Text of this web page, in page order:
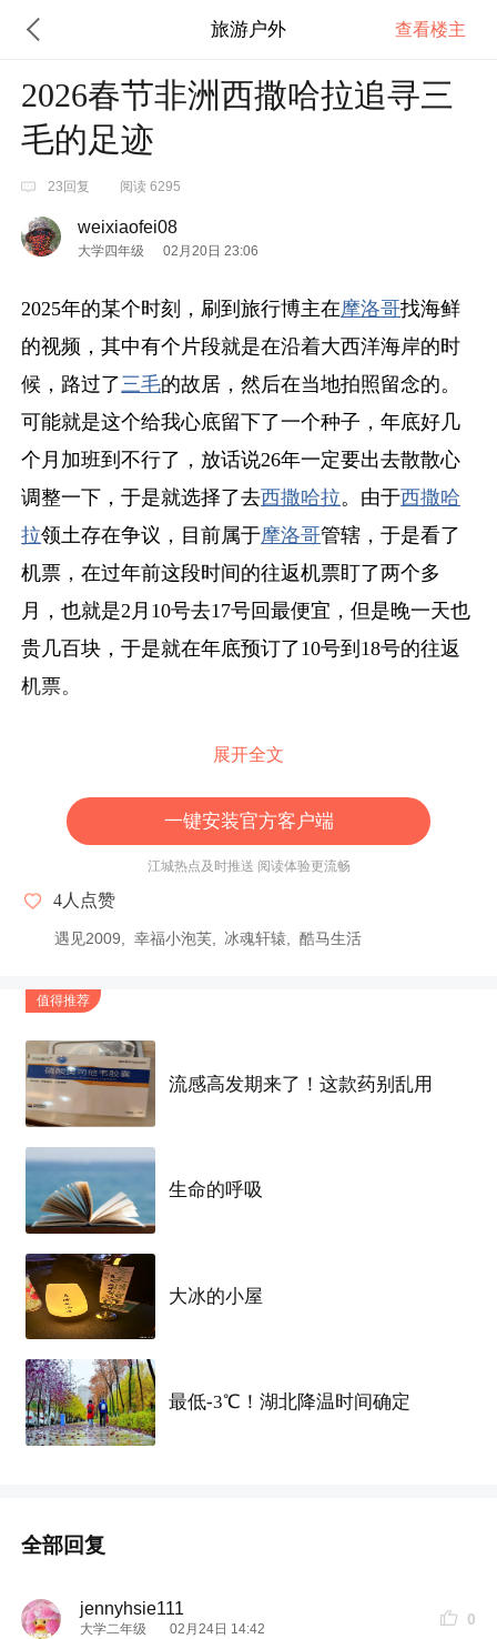
旅游户外 查看楼主
2026春节非洲西撒哈拉追寻三
毛的足迹
23回复 阅读 6295
weixiaofei08
大学四年级 02月20日 23:06
2025年的某个时刻，刷到旅行博主在摩洛哥找海鲜
的视频，其中有个片段就是在沿着大西洋海岸的时
候，路过了三毛的故居，然后在当地拍照留念的。
可能就是这个给我心底留下了一个种子，年底好几
个月加班到不行了，放话说26年一定要出去散散心
调整一下，于是就选择了去西撒哈拉。由于西撒哈
拉领土存在争议，目前属于摩洛哥管辖，于是看了
机票，在过年前这段时间的往返机票盯了两个多
月，也就是2月10号去17号回最便宜，但是晚一天也
贵几百块，于是就在年底预订了10号到18号的往返
机票。
是免签的，属于买了机票就可以直接去
致安排好几个大的流程，预订了几个大城市的住
宿，小地方的去了再说。
半天，晚上去浦东国际机场登机；
D1，2月10日，
达，乘火车去市区，然后办理入住，市内游玩一
下；
D3，2月11日，
一个多小时抵达，去寻找三毛
D4，2月12日，在
这个城市，下午乘大巴去 塔尔法亚；
D6、D7，2月14日、15日，在
D8，2月17日，从马拉喀什乘坐火车去 卡萨布兰卡；
展开全文
一键安装官方客户端
江城热点及时推送 阅读体验更流畅
4人点赞
遇见2009 幸福小泡芙 冰魂轩辕 酷马生活
值得推荐
流感高发期来了！这款药别乱用
生命的呼吸
大冰的小屋
最低-3℃！湖北降温时间确定
全部回复
jennyhsie111
大学二年级 02月24日 14:42
0